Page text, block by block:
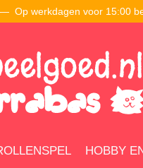
— Op werkdagen voor 15:00
HOBBY